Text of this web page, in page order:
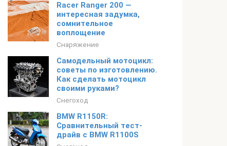
Racer Ranger 200 —
интересная задумка,
сомнительное
воплощение
Снаряжение
Самодельный мотоцикл:
советы по изготовлению.
Как сделать мотоцикл
своими руками?
Снегоход
BMW R1150R:
Сравнительный тест-
драйв с BMW R1100S